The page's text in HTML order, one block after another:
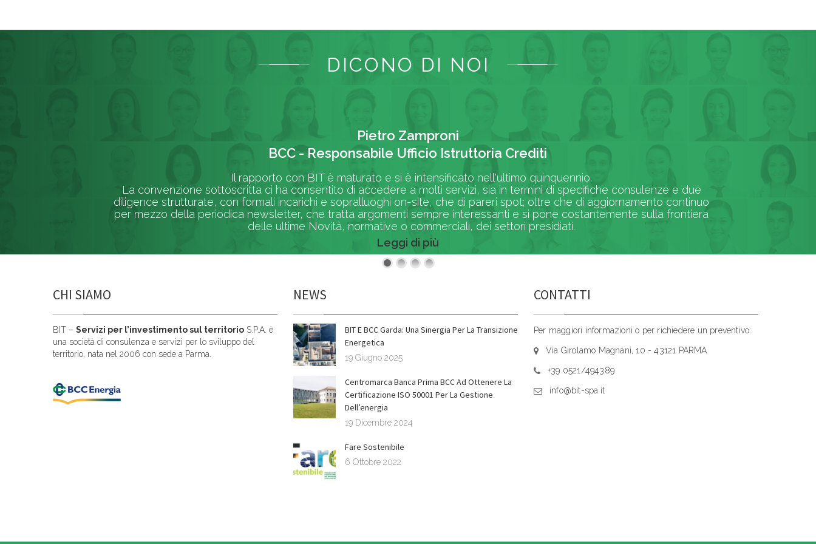
DICONO DI NOI
Il rapporto con BIT è maturato e si è intensificato nell'ultimo quinquennio.
La convenzione sottoscritta ci ha consentito di accedere a molti servizi, sia in termini di specifiche consulenze e due
diligence strutturate, con formali incarichi e sopralluoghi on-site, che di pareri spot; oltre che di aggiornamento continuo
per mezzo della periodica newsletter, che tratta argomenti sempre interessanti e si pone costantemente sulla frontiera
delle ultime Novità, normative o commerciali, dei settori presidiati.
Pietro Zamproni
BCC - Responsabile Ufficio Istruttoria Crediti
Leggi di più
CHI SIAMO
BIT – Servizi per l’investimento sul territorio S.P.A. è
una società di consulenza e servizi per lo sviluppo del
territorio, nata nel 2006 con sede a Parma.
NEWS
BIT E BCC Garda: Una Sinergia Per La Transizione
Energetica
19 Giugno 2025
Centromarca Banca Prima BCC Ad Ottenere La
Certificazione ISO 50001 Per La Gestione
Dell’energia
19 Dicembre 2024
Fare Sostenibile
6 Ottobre 2022
CONTATTI
Per maggiori informazioni o per richiedere un preventivo:
Via Girolamo Magnani, 10 - 43121 PARMA
+39 0521/494389
info@bit-spa.it